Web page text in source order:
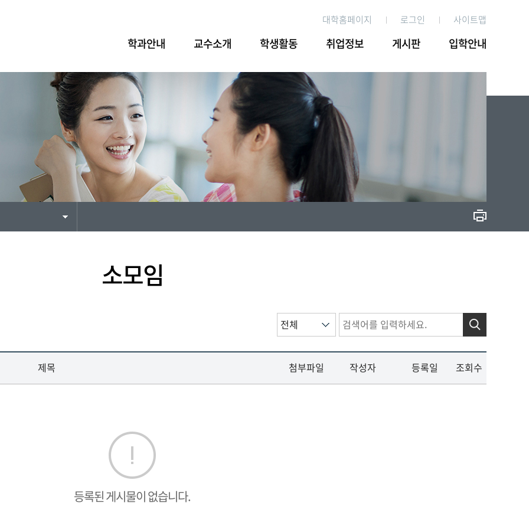
학과안내 교수소개 학생활동 취업정보 게시판 입학안내
대학홈페이지 로그인 사이트맵
소모임
제목 첨부파일 작성자 등록일 조회수
등록된 게시물이 없습니다.